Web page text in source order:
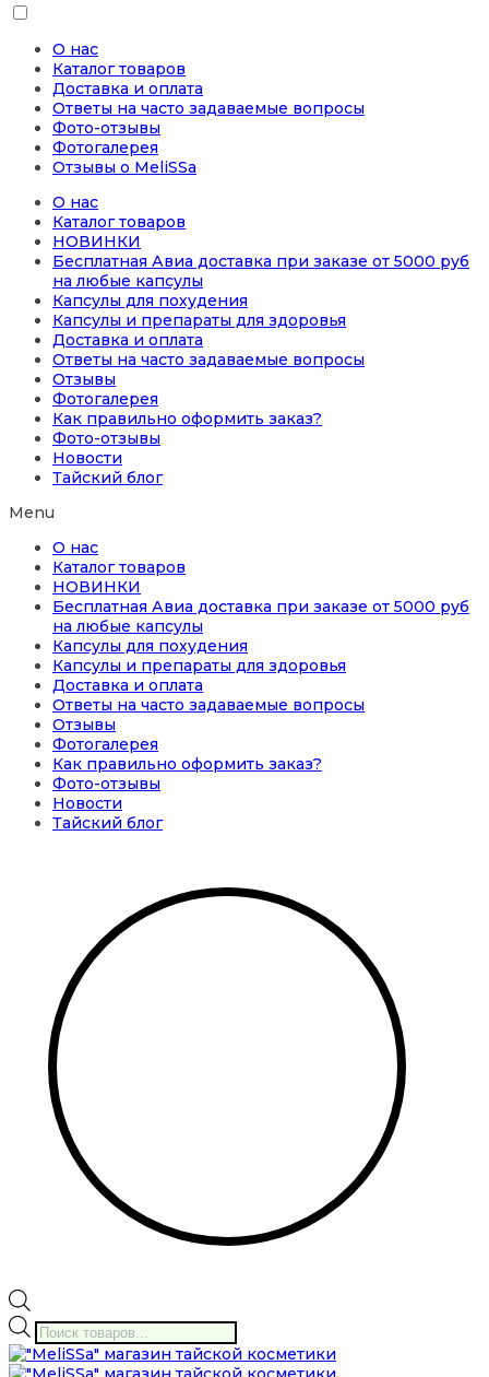
О нас
Каталог товаров
Доставка и оплата
Ответы на часто задаваемые вопросы
Фото-отзывы
Фотогалерея
Отзывы о MeliSSa
О нас
Каталог товаров
НОВИНКИ
Бесплатная Авиа доставка при заказе от 5000 руб
на любые капсулы
Капсулы для похудения
Капсулы и препараты для здоровья
Доставка и оплата
Ответы на часто задаваемые вопросы
Отзывы
Фотогалерея
Как правильно оформить заказ?
Фото-отзывы
Новости
Тайский блог
Menu
О нас
Каталог товаров
НОВИНКИ
Бесплатная Авиа доставка при заказе от 5000 руб
на любые капсулы
Капсулы для похудения
Капсулы и препараты для здоровья
Доставка и оплата
Ответы на часто задаваемые вопросы
Отзывы
Фотогалерея
Как правильно оформить заказ?
Фото-отзывы
Новости
Тайский блог
Поиск
товаров